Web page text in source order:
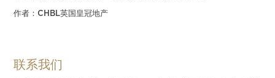
作者：CHBL英国皇冠地产
联系我们